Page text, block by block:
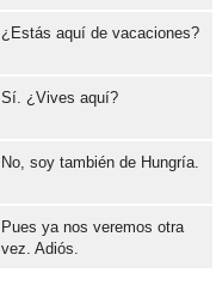
Error loading: "https://www.idiomaspc.com/curso-aprender-hungaro-basico/audio/3006.mp3"
¿Estás aquí de vacaciones?
Error loading: "https://www.idiomaspc.com/curso-aprender-hungaro-basico/audio/3010.mp3"
Sí. ¿Vives aquí?
Error loading: "https://www.idiomaspc.com/curso-aprender-hungaro-basico/audio/3011.mp3"
No, soy también de Hungría.
Pues ya nos veremos otra
vez. Adiós.